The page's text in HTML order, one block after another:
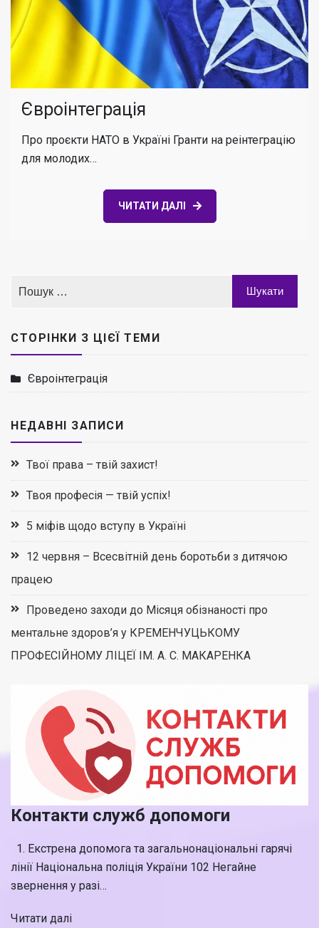
Євроінтеграція
Про проєкти НАТО в Україні Гранти на реінтеграцію
для молодих…
ЧИТАТИ ДАЛІ
СТОРІНКИ З ЦІЄЇ ТЕМИ
Євроінтеграція
НЕДАВНІ ЗАПИСИ
Твої права – твій захист!
Твоя професія — твій успіх!
5 міфів щодо вступу в Україні
12 червня – Всесвітній день боротьби з дитячою
працею
Проведено заходи до Місяця обізнаності про
ментальне здоров’я у КРЕМЕНЧУЦЬКОМУ
ПРОФЕСІЙНОМУ ЛІЦЕЇ ІМ. А. С. МАКАРЕНКА
Контакти служб допомоги
1. Екстрена допомога та загальнонаціональні гарячі
лінії Національна поліція України 102 Негайне
звернення у разі…
Читати далі